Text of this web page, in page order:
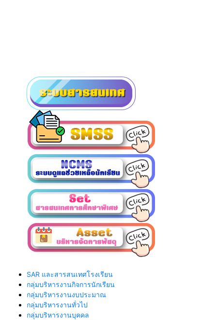
SAR และสารสนเทศโรงเรียน
กลุ่มบริหารงานกิจการนักเรียน
กลุ่มบริหารงานงบประมาณ
กลุ่มบริหารงานทั่วไป
กลุ่มบริหารงานบุคคล